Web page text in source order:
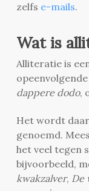
zelfs e-mails.
Wat is
Alliteratie is
dappere dodo,
Het wordt
genoemd.
het veel tegen
bijvoorbeeld,
kwakzalver, De